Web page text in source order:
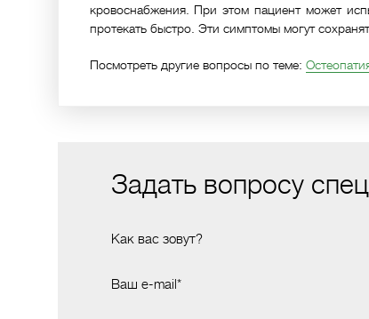
кровоснабжения. При этом пациент может
протекать быстро. Эти симптомы могут
Посмотреть другие вопросы по теме:
Задать вопросу
Как вас зовут?
Ваш e-mail*